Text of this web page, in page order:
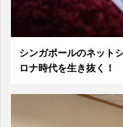
シンガポールのネット
ロナ時代を生き抜く！